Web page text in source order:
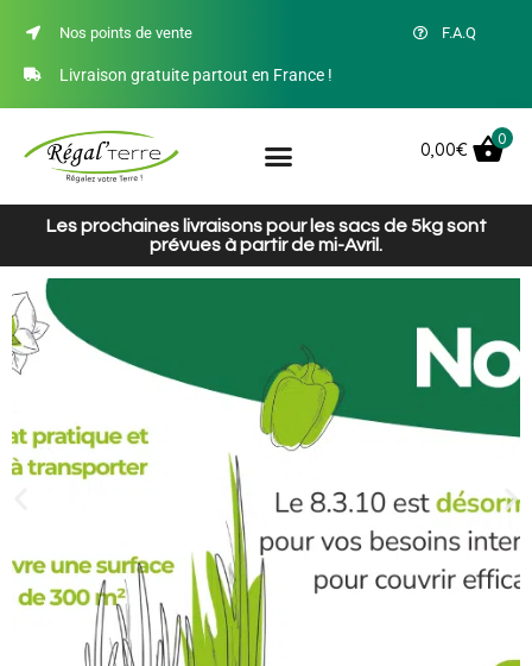
Nos points de vente F.A.Q
Livraison gratuite partout en France !
0,00€
0
Les prochaines livraisons pour les sacs de 5kg sont
prévues à partir de mi-Avril.